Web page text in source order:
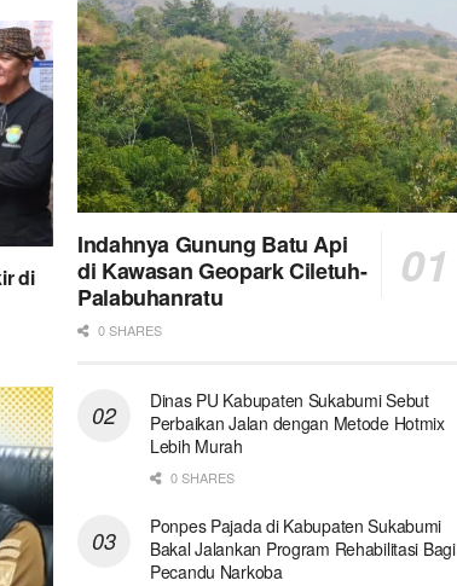
di
Indahnya Gunung Batu Api
di Kawasan Geopark Ciletuh-
Palabuhanratu
0 SHARES
Dinas PU Kabupaten Sukabumi Sebut
Perbaikan Jalan dengan Metode Hotmix
Lebih Murah
0 SHARES
Ponpes Pajada di Kabupaten Sukabumi
Bakal Jalankan Program Rehabilitasi Bagi
Pecandu Narkoba